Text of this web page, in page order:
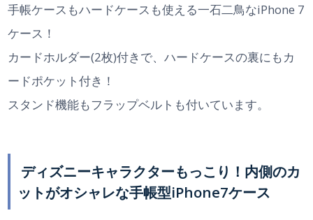
手帳ケースもハードケースも使える一石二鳥なiPhone 7
ケース！
カードホルダー(2枚)付きで、ハードケースの裏にもカ
ードポケット付き！
スタンド機能もフラップベルトも付いています。
ディズニーキャラクターもっこり！内側のカ
ットがオシャレな手帳型iPhone7ケース